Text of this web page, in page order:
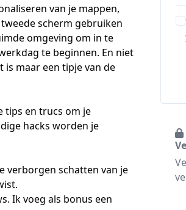
van je mappen,
scherm gebruiken
omgeving om in te
te beginnen. En niet
is maar een tipje van de
tips en trucs om je
hacks worden je
verborgen schatten van je
Ik voeg als bonus een